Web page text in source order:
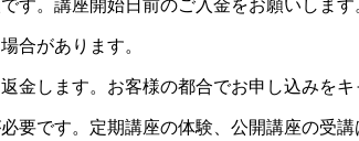
。講座開始日前のご入金をお願いします
合があります。
します。お客様の都合でお申し込みを
です。定期講座の体験、公開講座の受講